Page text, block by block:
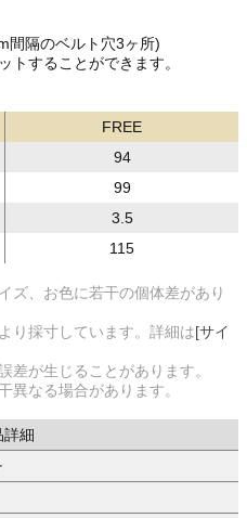
間隔のベルト穴3ヶ所)
することができます。
FREE
94
99
3.5
115
ズ、お色に若干の個体差があり
り採寸しています。詳細は[サイ
差が生じることがあります。
異なる場合があります。
詳細